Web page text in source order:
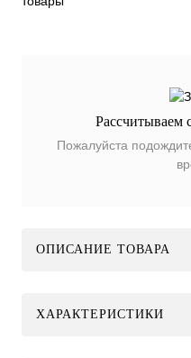
Рассчитываем
Пожалуйста
ОПИСАНИЕ ТОВАРА
ХАРАКТЕРИСТИКИ